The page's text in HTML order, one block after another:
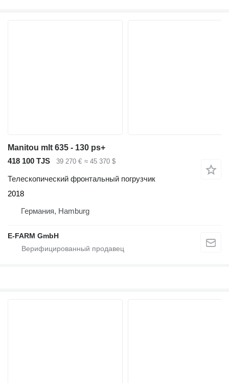
Manitou mlt 635 - 130 ps+
418 100 TJS
39 270 € ≈ 45 370 $
Телескопический фронтальный погрузчик
2018
Германия, Hamburg
E-FARM GmbH